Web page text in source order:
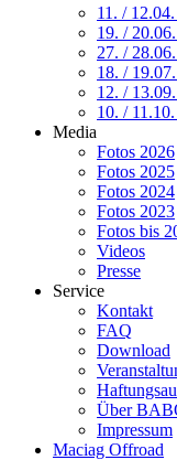
11. /
19. /
27. /
18. /
12. /
10. /
Media
Fotos 2026
Fotos 2025
Fotos 2024
Fotos 2023
Fotos bis
Videos
Presse
Service
Kontakt
FAQ
Download
Über
Impressum
Maciag Offroad